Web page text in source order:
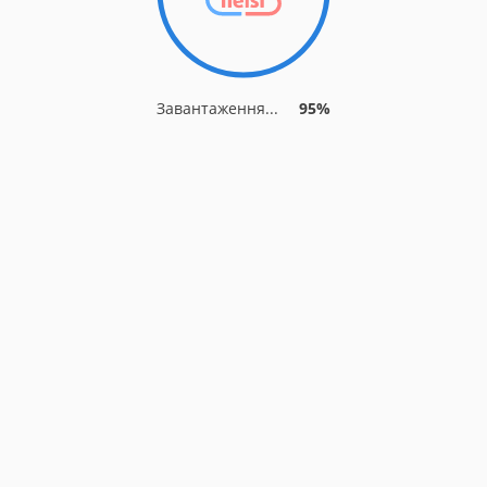
Завантаження... 95%